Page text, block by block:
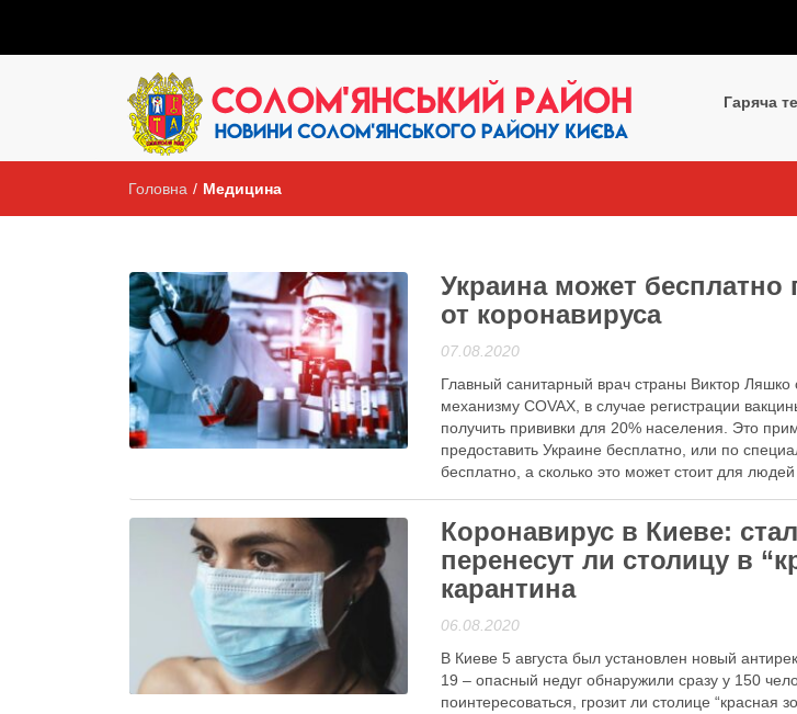
Гаряча
Головна / Медицина
Анонси
Украина может бесплатно
от коронавируса
07.08.2020
Главный санитарный врач страны Виктор Ляшко
механизму COVAX, в случае регистрации
получить прививки для 20% населения. Это
предоставить Украине бесплатно, или по
бесплатно, а сколько это может стоит для людей
Анонси
Коронавирус в Киеве:
перенесут ли столицу в
карантина
06.08.2020
В Киеве 5 августа был установлен новый
19 – опасный недуг обнаружили сразу у 150
поинтересоваться, грозит ли столице “красная